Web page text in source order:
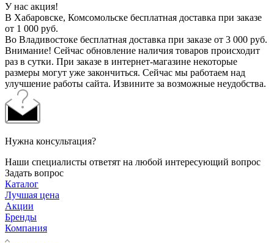
У нас акция!
В Хабаровске, Комсомольске бесплатная доставка при заказе
от 1 000 руб.
Во Владивостоке бесплатная доставка при заказе от 3 000 руб.
Внимание! Сейчас обновление наличия товаров происходит
раз в сутки. При заказе в интернет-магазине некоторые
размеры могут уже закончиться. Сейчас мы работаем над
улучшение работы сайта. Извините за возможные неудобства.
Нужна консультация?
Наши специалисты ответят на любой интересующий вопрос
Задать вопрос
Каталог
Лучшая цена
Акции
Бренды
Компания